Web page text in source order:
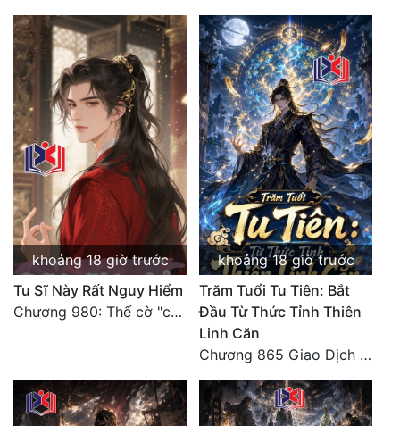
khoảng 18 giờ trước
Tu Sĩ Này Rất Nguy Hiểm
Chương 980: Thế cờ "chết đi sống"
khoảng 18 giờ trước
Trăm Tuổi Tu Tiên: Bắt
Đầu Từ Thức Tỉnh Thiên
Linh Căn
Chương 865 Giao Dịch Chí Cao Tiên Thuật!